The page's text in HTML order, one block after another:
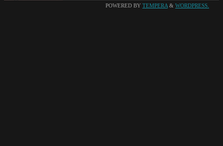
POWERED BY TEMPERA & WORDPRESS.